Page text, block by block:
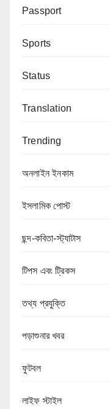
Passport
Sports
Status
Translation
Trending
অনলাইন ইনকাম
ইসলামিক পোস্ট
ছন্দ-কবিতা-স্ট্যাটাস
টিপস এবং ট্রিকস
তথ্য প্রযুক্তি
পড়াশুনার খবর
ফুটবল
লাইফ স্টাইল